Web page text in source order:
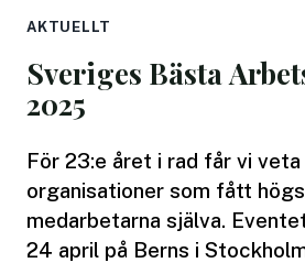
AKTUELLT
Sveriges Bästa
2025
För 23:e året i rad får vi veta
organisationer som fått
medarbetarna själva.
24 april på Berns i